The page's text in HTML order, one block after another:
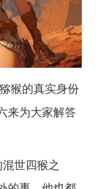
猴的真实身份
来为大家解答
世四猴之